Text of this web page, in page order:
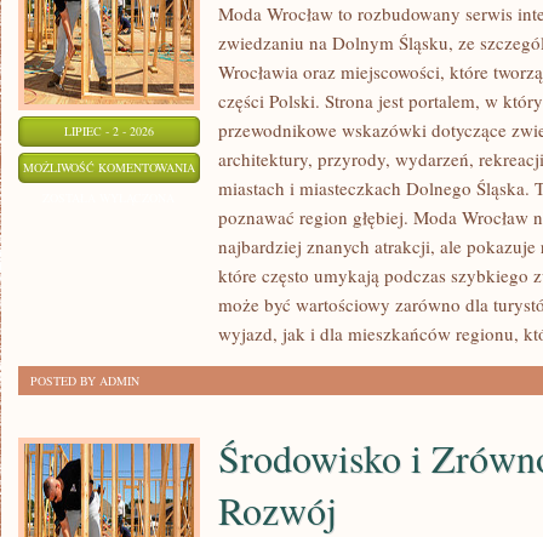
LIPIEC - 2 - 2026
MOŻLIWOŚĆ KOMENTOWANIA LUBIN
Moda Wrocław to rozbudowany serwis
zwiedzaniu na Dolnym Śląsku, ze
Wrocławia oraz miejscowości, które
części Polski. Strona jest portalem, w
przewodnikowe wskazówki dotyczące
architektury, przyrody, wydarzeń,
miastach i miasteczkach Dolnego Śląska.
poznawać region głębiej. Moda Wrocław
najbardziej znanych atrakcji, ale
które często umykają podczas szybkiego
może być wartościowy zarówno dla
wyjazd, jak i dla mieszkańców regionu,
POSTED BY ADMIN
Środowisko i
Rozwój